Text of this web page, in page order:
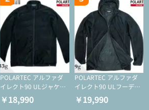
POLARTEC アルファダ
イレクト90 ULジャケッ
ト（アクティブインサレ
ーション/ミドルレイヤ
￥18,990
POLARTEC アルファダ
イレクト90 ULフーディ
（アクティブインサレー
ション/ミドルレイヤー/
￥19,990